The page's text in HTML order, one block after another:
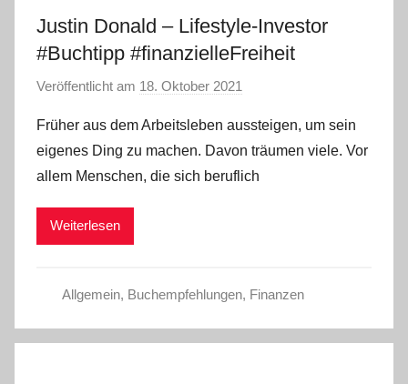
Justin Donald – Lifestyle-Investor
#Buchtipp #finanzielleFreiheit
Veröffentlicht am 18. Oktober 2021
n
a
d
Früher aus dem Arbeitsleben aussteigen, um sein
eigenes Ding zu machen. Davon träumen viele. Vor
allem Menschen, die sich beruflich
Weiterlesen
Allgemein, Buchempfehlungen, Finanzen